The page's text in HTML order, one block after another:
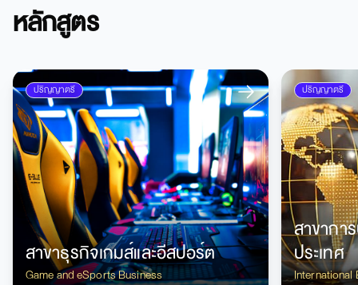
หลักสูตร
ปริญญาตรี
สาขาธุรกิจเกมส์และอีสปอร์ต
Game and eSports Business
ปริญญาตรี
สาขากา
ประเทศ
International